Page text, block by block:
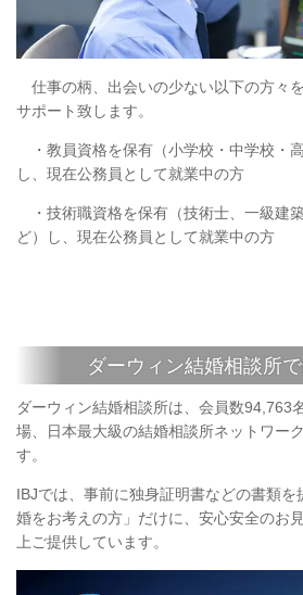
仕事の柄、出会いの少ない以下の方々
サポート致します。
・教員資格を保有（小学校・中学校・高
し、現在公務員として就業中の方
・技術職資格を保有（技術士、一級建
ど）し、現在公務員として就業中の方
ダーウィン結婚相談所
ダーウィン結婚相談所は、会員数94,763
場、日本最大級の結婚相談所ネットワー
す。
IBJでは、事前に独身証明書などの書類を
婚をお考えの方」だけに、安心安全のお
上ご提供しています。